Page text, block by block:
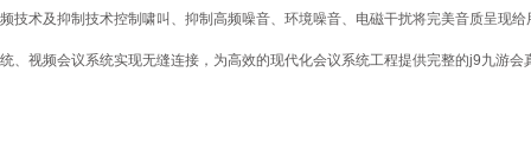
频技术及抑制技术控制啸叫、抑制高频噪音、环境噪音、电磁干扰将完美音质呈现给
统、视频会议系统实现无缝连接，为高效的现代化会议系统工程提供完整的j9九游会